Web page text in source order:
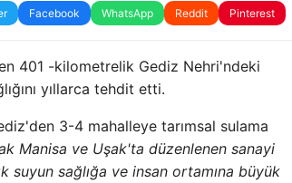
Facebook WhatsApp Reddit Pinterest
401 -kilometrelik Gediz Nehri'ndeki
yıllarca tehdit etti.
3-4 mahalleye tarımsal sulama
Manisa ve Uşak'ta düzenlenen sanayi
suyun sağlığa ve insan ortamına büyük